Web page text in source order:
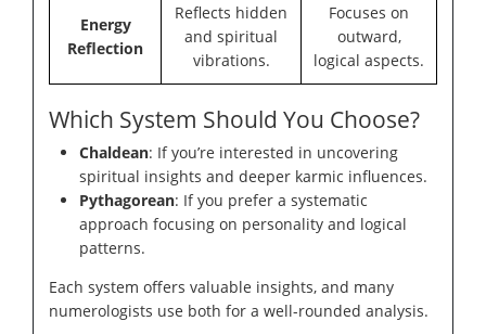
Energy
Reflection
Reflects hidden
and spiritual
vibrations.
Focuses on
outward,
logical aspects.
Which System Should You Choose?
Chaldean: If you’re interested in uncovering
spiritual insights and deeper karmic influences.
Pythagorean: If you prefer a systematic
approach focusing on personality and logical
patterns.
Each system offers valuable insights, and many
numerologists use both for a well-rounded analysis.